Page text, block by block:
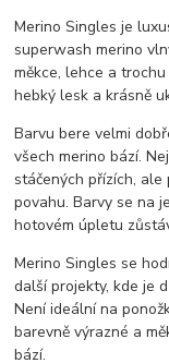
Merino Singles je
superwash merino
měkce, lehce a
hebký lesk a krásně
Barvu bere velmi
všech merino bází.
stáčených přízích,
povahu. Barvy se na
hotovém úpletu
Merino Singles se
další projekty, kde je
Není ideální na
barevně výrazné a
bází.